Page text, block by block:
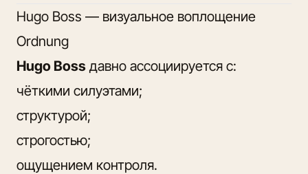
Hugo Boss — визуальное воплощение
Ordnung
Hugo Boss давно ассоциируется с:
чёткими силуэтами;
структурой;
строгостью;
ощущением контроля.